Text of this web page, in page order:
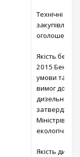
Технічні та
закупівлі
оголошення.
Якість
2015
умови та/
вимог до
дизельного,
Міністрів
Якість